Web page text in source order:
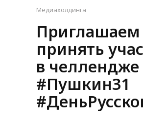
Медиахолдинга
Приглашаем
принять
в челлендже
#Пушкин31